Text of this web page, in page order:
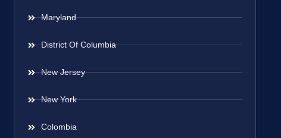
Maryland
District Of Columbia
New Jersey
New York
Colombia